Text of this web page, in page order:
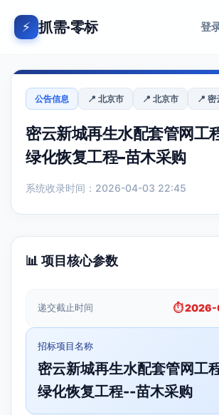
⚡ 抓需·零标 登
公告信息 📍 北京市 📍 北京市 📍 密
密云新城再生水配套管网工
绿化恢复工程–苗木采购
系统收录时间：2026-04-03 22:45
📊 项目核心参数
递交截止时间 ⏱️ 2026-
招标项目名称
密云新城再生水配套管网工
绿化恢复工程--苗木采购